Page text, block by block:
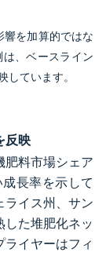
を加算的ではな
、ベースライン
しています。
反映
肥料市場シェア
成長率を示して
ライス州、サン
た堆肥化ネッ
ライヤーはフィ